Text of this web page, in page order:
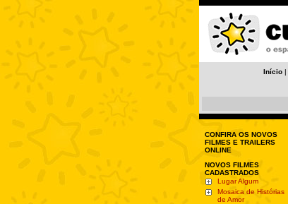
Início |
CONFIRA OS NOVOS
FILMES E TRAILERS
ONLINE
NOVOS FILMES
CADASTRADOS
Lugar Algum
Mosaica de Histórias
de Amor